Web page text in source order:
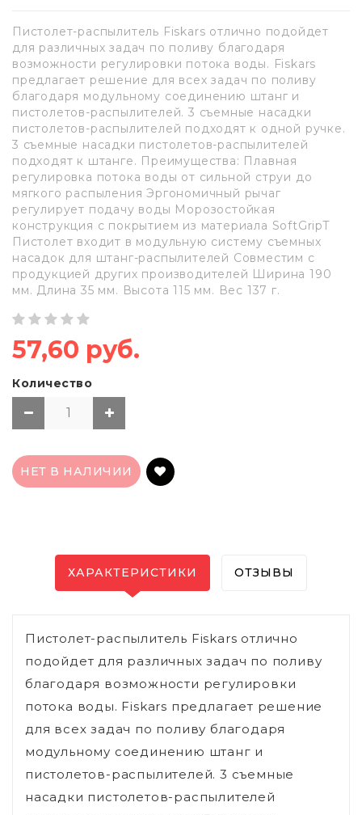
Пистолет-распылитель Fiskars отлично подойдет
для различных задач по поливу благодаря
возможности регулировки потока воды. Fiskars
предлагает решение для всех задач по поливу
благодаря модульному соединению штанг и
пистолетов-распылителей. 3 съемные насадки
пистолетов-распылителей подходят к одной ручке.
3 съемные насадки пистолетов-распылителей
подходят к штанге. Преимущества: Плавная
регулировка потока воды от сильной струи до
мягкого распыления Эргономичный рычаг
регулирует подачу воды Морозостойкая
конструкция с покрытием из материала SoftGripT
Пистолет входит в модульную систему съемных
насадок для штанг-распылителей Совместим с
продукцией других производителей Ширина 190
мм. Длина 35 мм. Высота 115 мм. Вес 137 г.
57,60 руб.
Количество
НЕТ В НАЛИЧИИ
ХАРАКТЕРИСТИКИ ОТЗЫВЫ
Пистолет-распылитель Fiskars отлично
подойдет для различных задач по поливу
благодаря возможности регулировки
потока воды. Fiskars предлагает решение
для всех задач по поливу благодаря
модульному соединению штанг и
пистолетов-распылителей. 3 съемные
насадки пистолетов-распылителей